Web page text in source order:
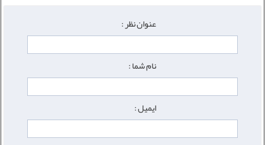
عنوان نظر :
نام شما :
ایمیل :